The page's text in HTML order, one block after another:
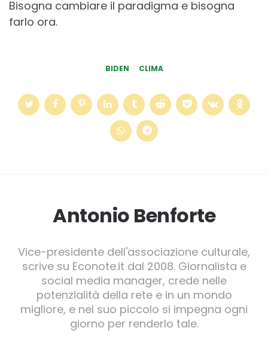
Bisogna cambiare il paradigma e bisogna
farlo ora.
BIDEN CLIMA
Antonio Benforte
Vice-presidente dell'associazione culturale,
scrive su Econote.it dal 2008. Giornalista e
social media manager, crede nelle
potenzialità della rete e in un mondo
migliore, e nel suo piccolo si impegna ogni
giorno per renderlo tale.